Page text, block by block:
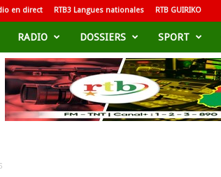
en direct RTB3 Langues nationales RTB GUIRIKO
RADIO DOSSIERS SPORT